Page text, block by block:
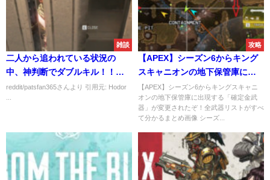
雑談
二人から追われている状況の
中、神判断でダブルキル！！ｗ
ｗｗ
reddit/patsfan365さんより 引用元: Hodor
攻略
【APEX】シーズン6からキング
スキャニオンの地下保管庫に確
定で出現する「金武器」が変更
されたぞ！場所と全武器リスト
が分かるまとめ画像あり
【APEX】シーズン6からキングスキャニ
オンの地下保管庫に出現する「確定金武
器」が変更されたぞ！全武器リストがすべ
て分かるまとめ画像 シーズ...